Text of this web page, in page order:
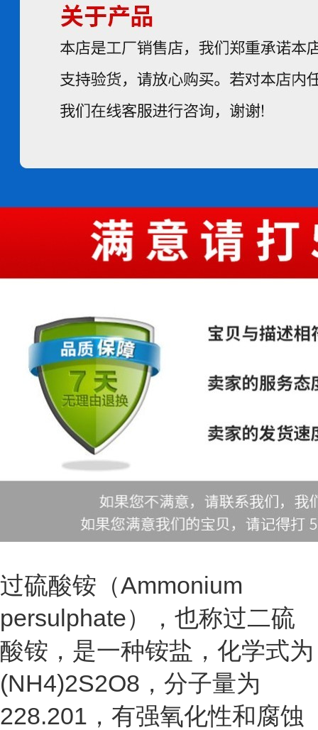
过硫酸铵（Ammonium
persulphate），也称过二硫
酸铵，是一种铵盐，化学式为
(NH4)2S2O8 ，分子量为
228.201，有强氧化性和腐蚀